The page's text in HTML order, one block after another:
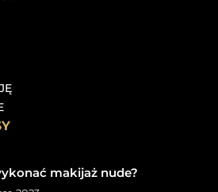
makijaż nude?